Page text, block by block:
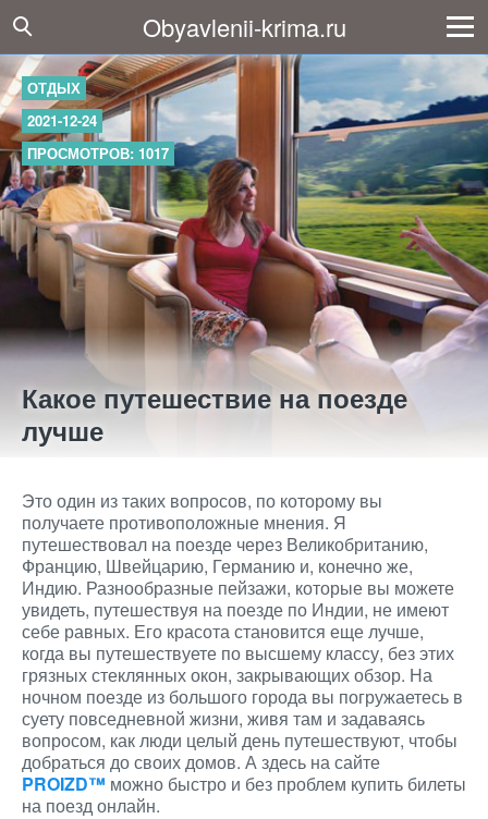
Obyavlenii-krima.ru
ОТДЫХ
2021-12-24
ПРОСМОТРОВ: 1017
Какое путешествие на поезде
лучше
Это один из таких вопросов, по которому вы
получаете противоположные мнения. Я
путешествовал на поезде через Великобританию,
Францию, Швейцарию, Германию и, конечно же,
Индию. Разнообразные пейзажи, которые вы можете
увидеть, путешествуя на поезде по Индии, не имеют
себе равных. Его красота становится еще лучше,
когда вы путешествуете по высшему классу, без этих
грязных стеклянных окон, закрывающих обзор. На
ночном поезде из большого города вы погружаетесь в
суету повседневной жизни, живя там и задаваясь
вопросом, как люди целый день путешествуют, чтобы
добраться до своих домов. А здесь на сайте
PROIZD™ можно быстро и без проблем купить билеты
на поезд онлайн.